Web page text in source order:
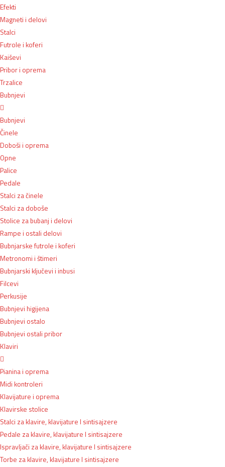
Efekti
Magneti i delovi
Stalci
Futrole i koferi
Kaiševi
Pribor i oprema
Trzalice
Bubnjevi
Bubnjevi
Činele
Doboši i oprema
Opne
Palice
Pedale
Stalci za činele
Stalci za doboše
Stolice za bubanj i delovi
Rampe i ostali delovi
Bubnjarske futrole i koferi
Metronomi i štimeri
Bubnjarski ključevi i inbusi
Filcevi
Perkusije
Bubnjevi higijena
Bubnjevi ostalo
Bubnjevi ostali pribor
Klaviri
Pianina i oprema
Midi kontroleri
Klavijature i oprema
Klavirske stolice
Stalci za klavire, klavijature I sintisajzere
Pedale za klavire, klavijature I sintisajzere
Ispravljači za klavire, klavijature I sintisajzere
Torbe za klavire, klavijature I sintisajzere